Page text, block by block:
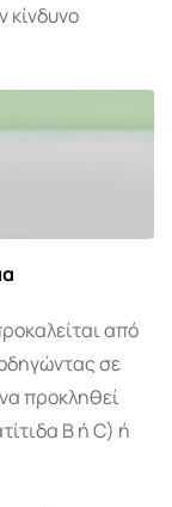
κίνδυνο
από
σε
προκληθεί
Β ή C) ή